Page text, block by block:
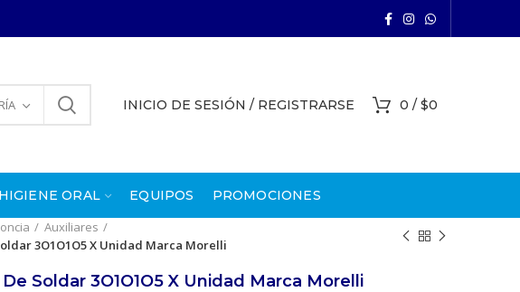
INICIO DE SESIÓN / REGISTRARSE 0 / $0
HIGIENE ORAL EQUIPOS
PROMOCIONES
Auxiliares
3O1O1O5 X Unidad Marca Morelli
Soldar 3O1O1O5 X Unidad Marca Morelli